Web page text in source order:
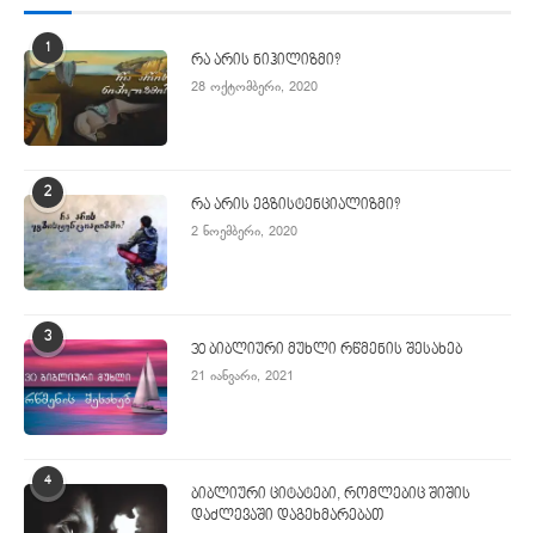
1
რა არის ნიჰილიზმი?
28 ოქტომბერი, 2020
2
რა არის ეგზისტენციალიზმი?
2 ნოემბერი, 2020
3
30 ბიბლიური მუხლი რწმენის შესახებ
21 იანვარი, 2021
4
ბიბლიური ციტატები, რომლებიც შიშის
დაძლევაში დაგეხმარებათ